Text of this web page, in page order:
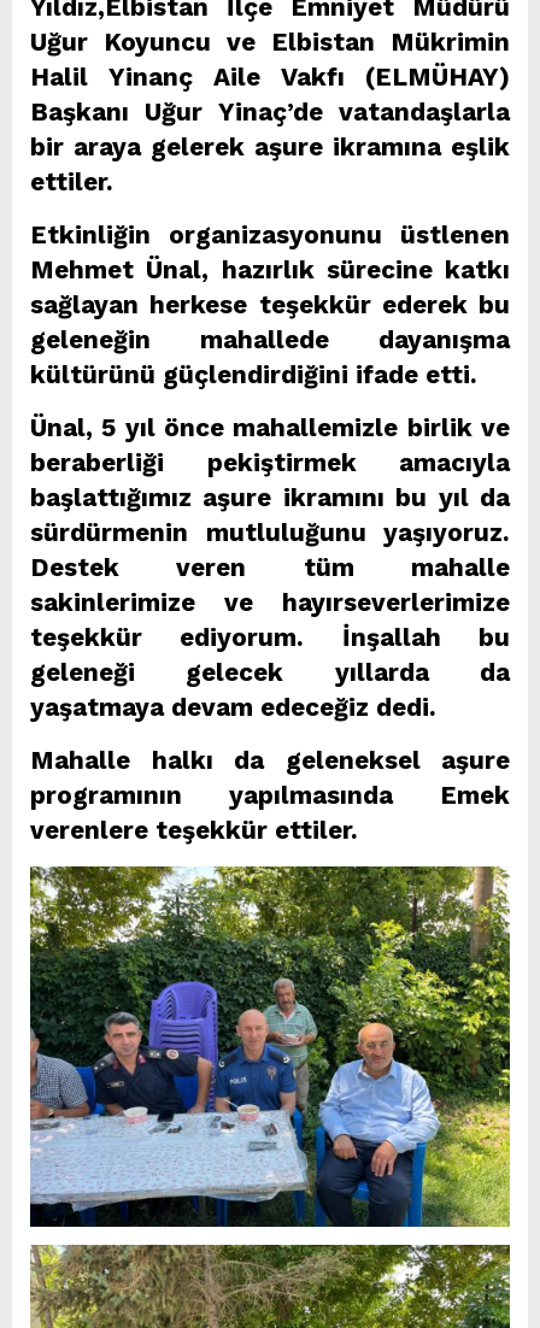
Yıldız,Elbistan İlçe Emniyet Müdürü
Uğur Koyuncu ve Elbistan Mükrimin
Halil Yinanç Aile Vakfı (ELMÜHAY)
Başkanı Uğur Yinaç’de vatandaşlarla
bir araya gelerek aşure ikramına eşlik
ettiler.
Etkinliğin organizasyonunu üstlenen
Mehmet Ünal, hazırlık sürecine katkı
sağlayan herkese teşekkür ederek bu
geleneğin mahallede dayanışma
kültürünü güçlendirdiğini ifade etti.
Ünal, 5 yıl önce mahallemizle birlik ve
beraberliği pekiştirmek amacıyla
başlattığımız aşure ikramını bu yıl da
sürdürmenin mutluluğunu yaşıyoruz.
Destek veren tüm mahalle
sakinlerimize ve hayırseverlerimize
teşekkür ediyorum. İnşallah bu
geleneği gelecek yıllarda da
yaşatmaya devam edeceğiz dedi.
Mahalle halkı da geleneksel aşure
programının yapılmasında Emek
verenlere teşekkür ettiler.